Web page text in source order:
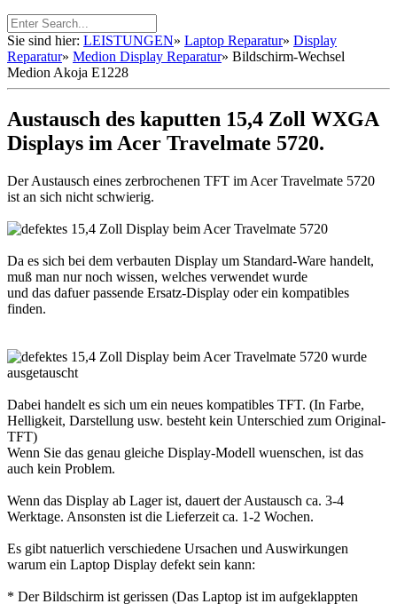
Sie sind hier: LEISTUNGEN» Laptop Reparatur» Display
Reparatur» Medion Display Reparatur» Bildschirm-Wechsel
Medion Akoja E1228
Austausch des kaputten 15,4 Zoll WXGA
Displays im Acer Travelmate 5720.
Der Austausch eines zerbrochenen TFT im Acer Travelmate 5720
ist an sich nicht schwierig.
Da es sich bei dem verbauten Display um Standard-Ware handelt,
muß man nur noch wissen, welches verwendet wurde
und das dafuer passende Ersatz-Display oder ein kompatibles
finden.
Dabei handelt es sich um ein neues kompatibles TFT. (In Farbe,
Helligkeit, Darstellung usw. besteht kein Unterschied zum Original-
TFT)
Wenn Sie das genau gleiche Display-Modell wuenschen, ist das
auch kein Problem.
Wenn das Display ab Lager ist, dauert der Austausch ca. 3-4
Werktage. Ansonsten ist die Lieferzeit ca. 1-2 Wochen.
Es gibt natuerlich verschiedene Ursachen und Auswirkungen
warum ein Laptop Display defekt sein kann:
* Der Bildschirm ist gerissen (Das Laptop ist im aufgeklappten